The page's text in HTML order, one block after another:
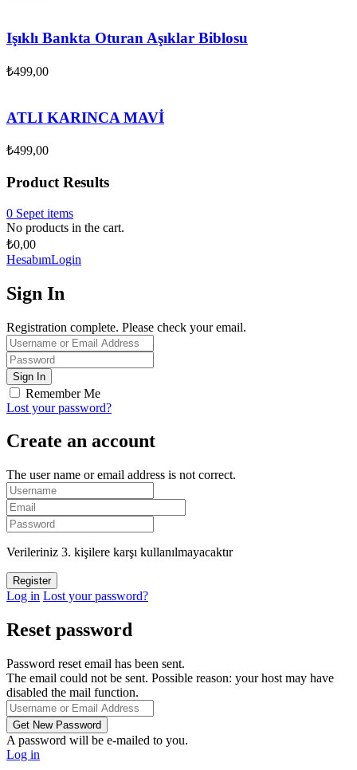
Işıklı Bankta Oturan Aşıklar Biblosu
₺499,00
ATLI KARINCA MAVİ
₺499,00
Product Results
0 Sepet items
No products in the cart.
₺0,00
HesabımLogin
Sign In
Registration complete. Please check your email.
Remember Me
Lost your password?
Create an account
The user name or email address is not correct.
Verileriniz 3. kişilere karşı kullanılmayacaktır
Log in Lost your password?
Reset password
Password reset email has been sent.
The email could not be sent. Possible reason: your host may have
disabled the mail function.
A password will be e-mailed to you.
Log in